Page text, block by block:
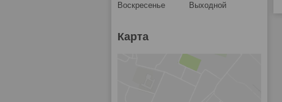
Воскресенье
Выходной
Карта